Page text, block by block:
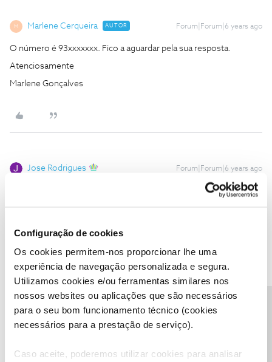
Configuração de cookies
Os cookies permitem-nos proporcionar lhe uma
experiência de navegação personalizada e segura.
Utilizamos cookies e/ou ferramentas similares nos
nossos websites ou aplicações que são necessários
para o seu bom funcionamento técnico (cookies
necessários para a prestação de serviço).
Caso aceite, poderemos utilizar cookies para analisar
M Marlene Cerqueira AUTOR Forum|Forum|6 years ago
O número é 93xxxxxxx. Fico a aguardar pela sua resposta.
Atenciosamente
Marlene Gonçalves
Jose Rodrigues Forum|Forum|6 years ago
Boa tarde, conforme solicitação da
escolha a opção “Enviar Mensagem”
1 pessoa gostou
Forum|Forum|6 years ago
Olá@Marlene Cerqueira,